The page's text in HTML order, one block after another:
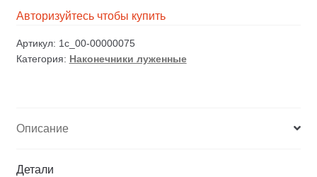
Авторизуйтесь чтобы купить
Артикул: 1c_00-00000075
Категория: Наконечники луженные
Описание
Детали